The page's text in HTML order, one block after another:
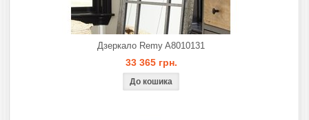
Дзеркало Remy A8010131
33 365 грн.